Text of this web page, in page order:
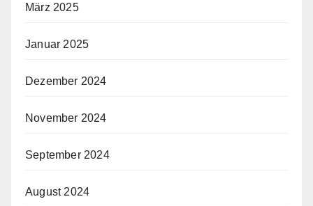
März 2025
Januar 2025
Dezember 2024
November 2024
September 2024
August 2024